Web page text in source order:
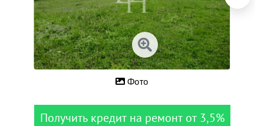
Фото
Получить кредит на ремонт от 3,5%